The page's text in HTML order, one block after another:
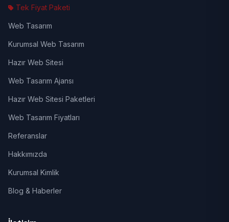
Tek Fiyat Paketi
Web Tasarım
Kurumsal Web Tasarım
Hazır Web Sitesi
Web Tasarım Ajansı
Hazır Web Sitesi Paketleri
Web Tasarım Fiyatları
Referanslar
Hakkımızda
Kurumsal Kimlik
Blog & Haberler